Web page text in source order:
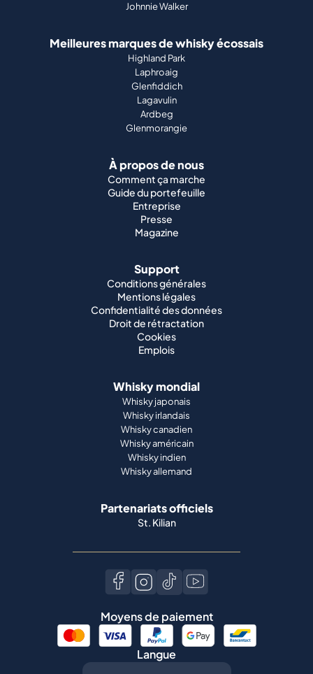
Johnnie Walker
Meilleures marques de whisky écossais
Highland Park
Laphroaig
Glenfiddich
Lagavulin
Ardbeg
Glenmorangie
À propos de nous
Comment ça marche
Guide du portefeuille
Entreprise
Presse
Magazine
Support
Conditions générales
Mentions légales
Confidentialité des données
Droit de rétractation
Cookies
Emplois
Whisky mondial
Whisky japonais
Whisky irlandais
Whisky canadien
Whisky américain
Whisky indien
Whisky allemand
Partenariats officiels
St. Kilian
Moyens de paiement
Langue